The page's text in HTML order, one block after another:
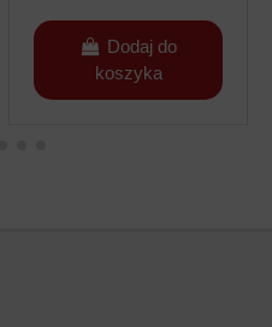
Dodaj do
koszyka